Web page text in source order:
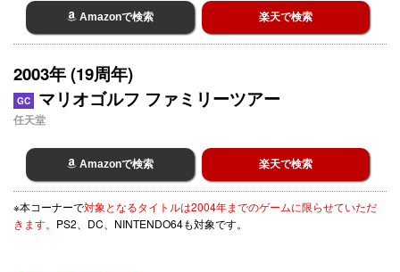
Amazonで検索 楽天で検索
2003年 (19周年)
GC マリオゴルフ ファミリーツアー
任天堂
Amazonで検索 楽天で検索
※本コーナーで対象となるタイトルは2004年までのゲームに限らせていただ
きます。 PS2、DC、NINTENDO64も対象です。